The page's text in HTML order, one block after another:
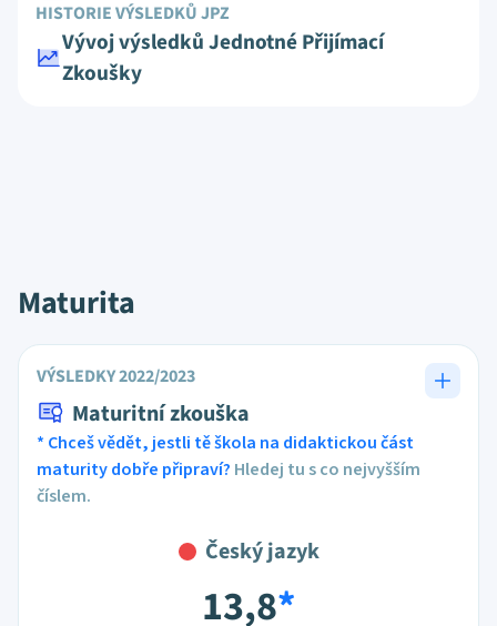
HISTORIE VÝSLEDKŮ JPZ
Vývoj výsledků Jednotné Přijímací
Zkoušky
Maturita
VÝSLEDKY 2022/2023
Maturitní zkouška
* Chceš vědět, jestli tě škola na didaktickou část
maturity dobře připraví? Hledej tu s co nejvyšším
číslem.
Český jazyk
13,8*